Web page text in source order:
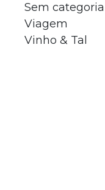
Sem categoria
Viagem
Vinho & Tal